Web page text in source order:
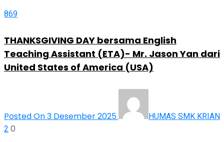
869
THANKSGIVING DAY bersama English
Teaching Assistant (ETA)- Mr. Jason Yan dari
United States of America (USA)
Posted On 3 Desember 2025
HUMAS SMK KRIAN
2 0